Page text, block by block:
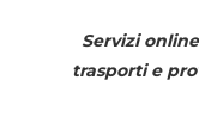
Servizi
trasporti e